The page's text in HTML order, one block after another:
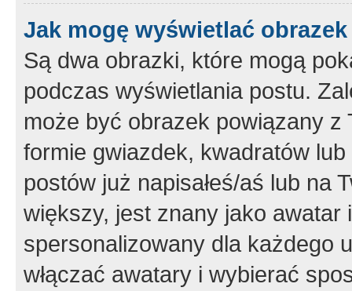
Jak mogę wyświetlać
Są dwa obrazki, które mogą
podczas wyświetlania postu.
może być obrazek powiązany z
formie gwiazdek, kwadratów
postów już napisałeś/aś lub na
większy, jest znany jako
spersonalizowany dla każdego
włączać awatary i wybierać